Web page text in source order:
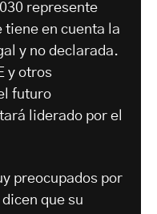
represente
tiene en cuenta la
y no declarada.
y otros
futuro
liderado por el
preocupados por
que su